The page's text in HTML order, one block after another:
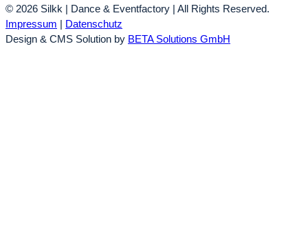
© 2026 Silkk | Dance & Eventfactory | All Rights Reserved.
Impressum | Datenschutz
Design & CMS Solution by BETA Solutions GmbH